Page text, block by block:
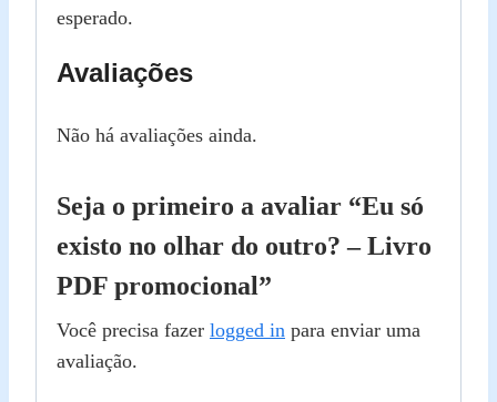
esperado.
Avaliações
Não há avaliações ainda.
Seja o primeiro a avaliar “Eu só
existo no olhar do outro? – Livro
PDF promocional”
Você precisa fazer logged in para enviar uma
avaliação.